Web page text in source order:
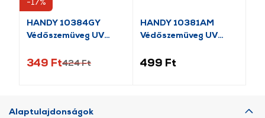
HANDY 10384GY
Védőszemüveg UV
349 Ft424 Ft
HANDY 10381AM
Védőszemüveg UV
499 Ft
Alaptulajdonságok